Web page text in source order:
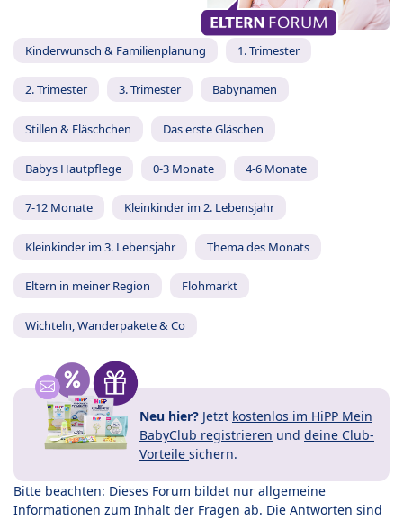
Kinderwunsch & Familienplanung 1. Trimester
2. Trimester 3. Trimester Babynamen
Stillen & Fläschchen Das erste Gläschen
Babys Hautpflege 0-3 Monate 4-6 Monate
7-12 Monate Kleinkinder im 2. Lebensjahr
Kleinkinder im 3. Lebensjahr Thema des Monats
Eltern in meiner Region Flohmarkt
Wichteln, Wanderpakete & Co
Neu hier? Jetzt kostenlos im HiPP Mein
BabyClub registrieren und deine Club-
Vorteile sichern.
Bitte beachten: Dieses Forum bildet nur allgemeine
Informationen zum Inhalt der Fragen ab. Die Antworten sind